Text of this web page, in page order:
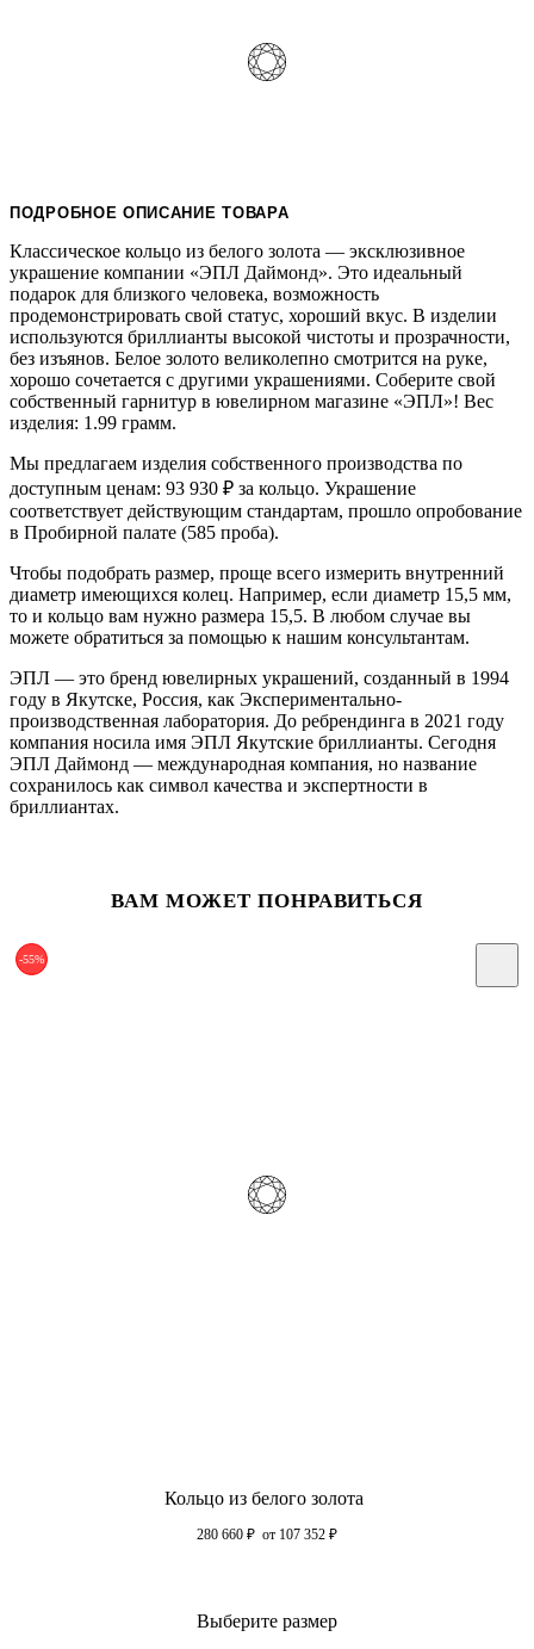
ПОДРОБНОЕ ОПИСАНИЕ ТОВАРА
Классическое кольцо из белого золота — эксклюзивное
украшение компании «ЭПЛ Даймонд». Это идеальный
подарок для близкого человека, возможность
продемонстрировать свой статус, хороший вкус. В изделии
используются бриллианты высокой чистоты и прозрачности,
без изъянов. Белое золото великолепно смотрится на руке,
хорошо сочетается с другими украшениями. Соберите свой
собственный гарнитур в ювелирном магазине «ЭПЛ»! Вес
изделия: 1.99 грамм.
Мы предлагаем изделия собственного производства по
доступным ценам: 93 930 ₽ за кольцо. Украшение
соответствует действующим стандартам, прошло опробование
в Пробирной палате (585 проба).
Чтобы подобрать размер, проще всего измерить внутренний
диаметр имеющихся колец. Например, если диаметр 15,5 мм,
то и кольцо вам нужно размера 15,5. В любом случае вы
можете обратиться за помощью к нашим консультантам.
ЭПЛ — это бренд ювелирных украшений, созданный в 1994
году в Якутске, Россия, как Экспериментально-
производственная лаборатория. До ребрендинга в 2021 году
компания носила имя ЭПЛ Якутские бриллианты. Сегодня
ЭПЛ Даймонд — международная компания, но название
сохранилось как символ качества и экспертности в
бриллиантах.
ВАМ МОЖЕТ ПОНРАВИТЬСЯ
-55%
Кольцо из белого золота
280 660 ₽ от 107 352 ₽
Выберите размер